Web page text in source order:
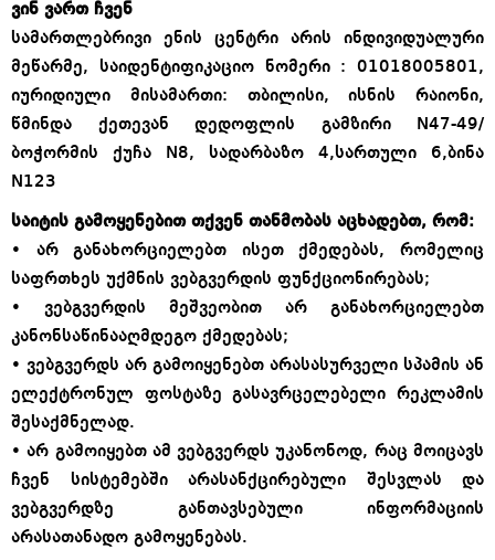
ვინ ვართ ჩვენ
სამართლებრივი ენის ცენტრი არის ინდივიდუალური
მეწარმე, საიდენტიფიკაციო ნომერი : 01018005801,
იურიდიული მისამართი: თბილისი, ისნის რაიონი,
წმინდა ქეთევან დედოფლის გამზირი N47-49/
ბოჭორმის ქუჩა N8, სადარბაზო 4,სართული 6,ბინა
N123
საიტის გამოყენებით თქვენ თანმობას აცხადებთ, რომ:
• არ განახორციელებთ ისეთ ქმედებას, რომელიც
საფრთხეს უქმნის ვებგვერდის ფუნქციონირებას;
• ვებგვერდის მეშვეობით არ განახორციელებთ
კანონსაწინააღმდეგო ქმედებას;
• ვებგვერდს არ გამოიყენებთ არასასურველი სპამის ან
ელექტრონულ ფოსტაზე გასავრცელებელი რეკლამის
შესაქმნელად.
• არ გამოიყებთ ამ ვებგვერდს უკანონოდ, რაც მოიცავს
ჩვენ სისტემებში არასანქცირებული შესვლას და
ვებგვერდზე განთავსებული ინფორმაციის
არასათანადო გამოყენებას.